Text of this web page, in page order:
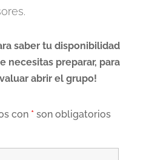
saber tu disponibilidad
necesitas preparar, para
abrir el grupo!
con *son obligatorios